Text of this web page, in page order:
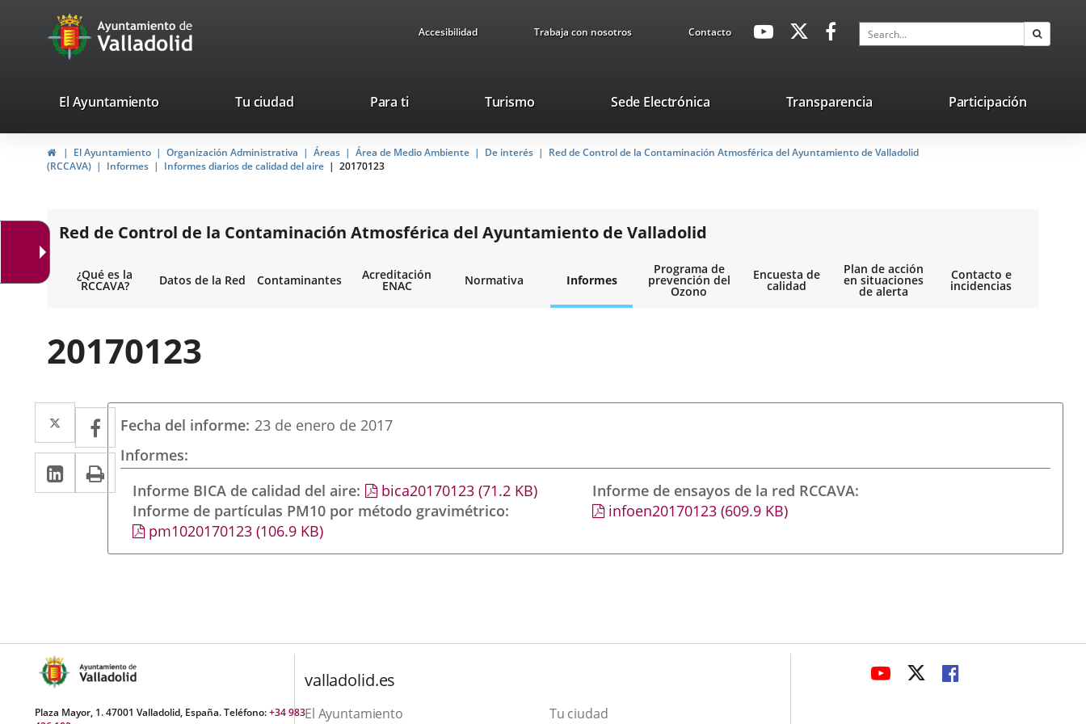
Portal
Web
Ayuntamiento
de
Valladolid
Accesibilidad Trabaja con nosotros ContactoavaHeaderSocial
Link
Link
application.
application.
Search
valladolid.es
El Ayuntamiento Tu ciudad Para ti TurismoThis
will
open
up
window.
Sede ElectrónicaLink
external
application.
Transparencia Participación
HomeEl Ayuntamiento Organización Administrativa Áreas Área de Medio Ambiente De interés
Red de Control de la Contaminación Atmosférica del Ayuntamiento de Valladolid
(RCCAVA)
Informes Informes diarios de calidad del aire 20170123
Red de Control de la Contaminación Atmosférica del Ayuntamiento de Valladolid
¿Qué es la
RCCAVA? Datos de la Red Contaminantes Acreditación
ENAC Normativa Informes
Programa de
prevención del
Ozono
Encuesta de
calidad
Plan de acción
en situaciones
de alerta
Contacto e
incidencias
20170123
Twitter
Enlace
a
una
aplicación
externa.
Facebook
Enlace
a
una
aplicación
externa.
Linkedin
Enlace
a
aplicación
Print
Fecha del informe 23 de enero de 2017
Informes
Informe BICA de calidad del aire
bica20170123(71.2 KB)
Informe de partículas PM10 por método gravimétrico
pm1020170123(106.9 KB)
Informe de ensayos de la red RCCAVA
infoen20170123 (609.9 KB)
Plaza Mayor, 1. 47001 Valladolid, España. Teléfono:+34 983
valladolid.es
El Ayuntamiento Tu ciudad
LINK
LINKLINK